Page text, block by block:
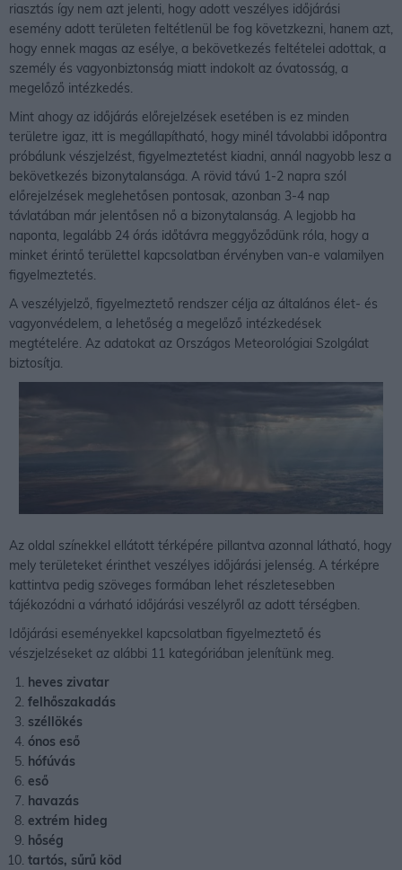
riasztás így nem azt jelenti, hogy adott veszélyes időjárási
esemény adott területen feltétlenül be fog követzkezni, hanem azt,
hogy ennek magas az esélye, a bekövetkezés feltételei adottak, a
személy és vagyonbiztonság miatt indokolt az óvatosság, a
megelőző intézkedés.
Mint ahogy az időjárás előrejelzések esetében is ez minden
területre igaz, itt is megállapítható, hogy minél távolabbi időpontra
próbálunk vészjelzést, figyelmeztetést kiadni, annál nagyobb lesz a
bekövetkezés bizonytalansága. A rövid távú 1-2 napra szól
előrejelzések meglehetősen pontosak, azonban 3-4 nap
távlatában már jelentősen nő a bizonytalanság. A legjobb ha
naponta, legalább 24 órás időtávra meggyőződünk róla, hogy a
minket érintő területtel kapcsolatban érvényben van-e valamilyen
figyelmeztetés.
A veszélyjelző, figyelmeztető rendszer célja az általános élet- és
vagyonvédelem, a lehetőség a megelőző intézkedések
megtételére. Az adatokat az Országos Meteorológiai Szolgálat
biztosítja.
Az oldal színekkel ellátott térképére pillantva azonnal látható, hogy
mely területeket érinthet veszélyes időjárási jelenség. A térképre
kattintva pedig szöveges formában lehet részletesebben
tájékozódni a várható időjárási veszélyről az adott térségben.
Időjárási eseményekkel kapcsolatban figyelmeztető és
vészjelzéseket az alábbi 11 kategóriában jelenítünk meg.
heves zivatar
felhőszakadás
széllökés
ónos eső
hófúvás
eső
havazás
extrém hideg
hőség
tartós, sűrű köd